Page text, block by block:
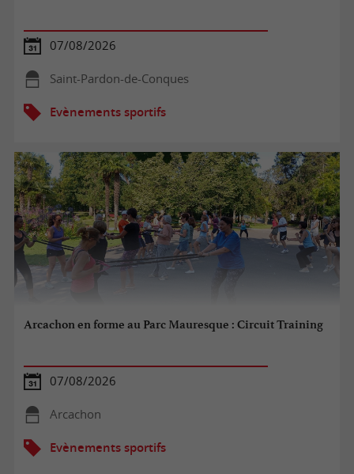
07/08/2026
Saint-Pardon-de-Conques
Evènements sportifs
Arcachon en forme au Parc Mauresque : Circuit Training
07/08/2026
Arcachon
Evènements sportifs